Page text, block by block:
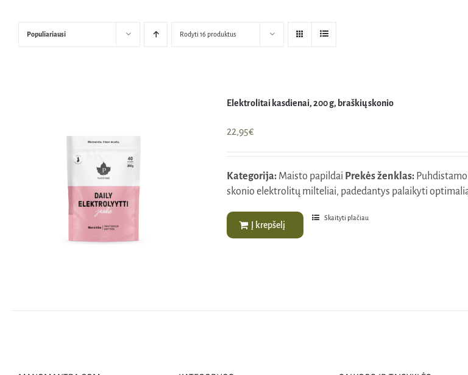
Populiariausi Rodyti 16 produktus
Elektrolitai kasdienai, 200 g, braškių skonio
22,95€
Kategorija: Maisto papildai Prekės ženklas: Puhdistamo
skonio elektrolitų milteliai, padedantys palaikyti
Į krepšelį
Skaityti plačiau